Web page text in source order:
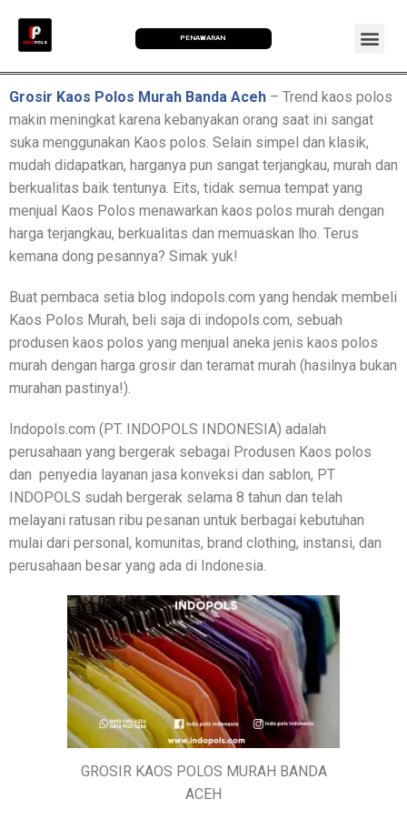
PENAWARAN
Grosir Kaos Polos Murah Banda Aceh – Trend kaos polos
makin meningkat karena kebanyakan orang saat ini sangat
suka menggunakan Kaos polos. Selain simpel dan klasik,
mudah didapatkan, harganya pun sangat terjangkau, murah dan
berkualitas baik tentunya. Eits, tidak semua tempat yang
menjual Kaos Polos menawarkan kaos polos murah dengan
harga terjangkau, berkualitas dan memuaskan lho. Terus
kemana dong pesannya? Simak yuk!
Buat pembaca setia blog indopols.com yang hendak membeli
Kaos Polos Murah, beli saja di indopols.com, sebuah
produsen kaos polos yang menjual aneka jenis kaos polos
murah dengan harga grosir dan teramat murah (hasilnya bukan
murahan pastinya!).
Indopols.com (PT. INDOPOLS INDONESIA) adalah
perusahaan yang bergerak sebagai Produsen Kaos polos
dan penyedia layanan jasa konveksi dan sablon, PT
INDOPOLS sudah bergerak selama 8 tahun dan telah
melayani ratusan ribu pesanan untuk berbagai kebutuhan
mulai dari personal, komunitas, brand clothing, instansi, dan
perusahaan besar yang ada di Indonesia.
GROSIR KAOS POLOS MURAH BANDA
ACEH